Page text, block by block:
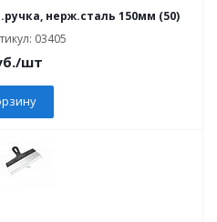
нерж.сталь 150мм (50)
03405
/шт